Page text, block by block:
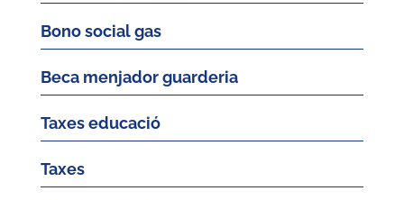
Bono social gas
Beca menjador guarderia
Taxes educació
Taxes